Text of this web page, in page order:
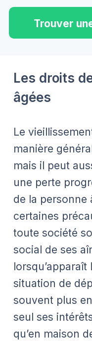
Trouver
Les droits
âgées
Le
manière
mais il peut
une perte
de la personne
certaines
toute société
social de ses
situation de
souvent plus
seul ses
qu’en maison